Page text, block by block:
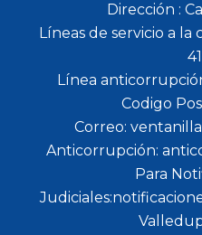
Dirección :
Líneas de servicio a la
Línea
Codigo
Correo:
Anticorrupción:
Para